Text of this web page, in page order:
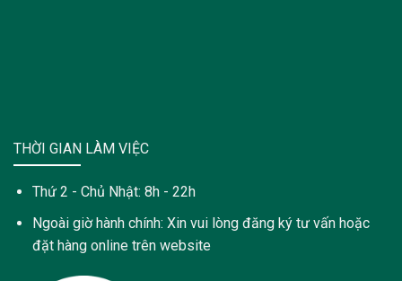
THỜI GIAN LÀM VIỆC
Thứ 2 - Chủ Nhật: 8h - 22h
Ngoài giờ hành chính: Xin vui lòng đăng ký tư vấn hoặc
đặt hàng online trên website